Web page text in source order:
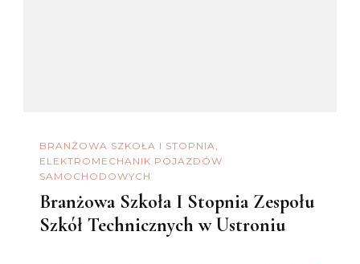
BRANŻOWA SZKOŁA I STOPNIA
ELEKTROMECHANIK POJAZDÓW
SAMOCHODOWYCH
Branżowa Szkoła I Stopnia Zespołu
Szkół Technicznych w Ustroniu